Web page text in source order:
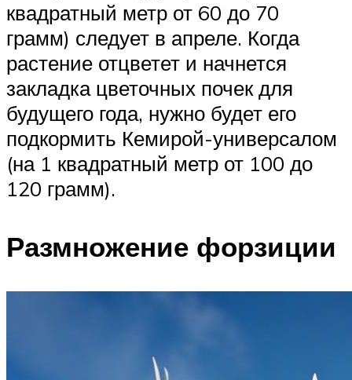
квадратный метр от 60 до 70
грамм) следует в апреле. Когда
растение отцветет и начнется
закладка цветочных почек для
будущего года, нужно будет его
подкормить Кемирой-универсалом
(на 1 квадратный метр от 100 до
120 грамм).
Размножение форзиции